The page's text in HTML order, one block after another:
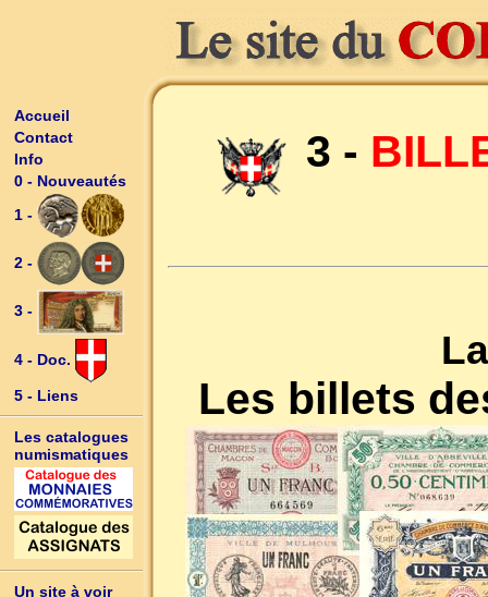
Accueil
Contact
Info
0 - Nouveautés
1 -
2 -
3 -
4 - Doc.
5 - Liens
Les catalogues
numismatiques
Un site à voir
3 -
Les billets